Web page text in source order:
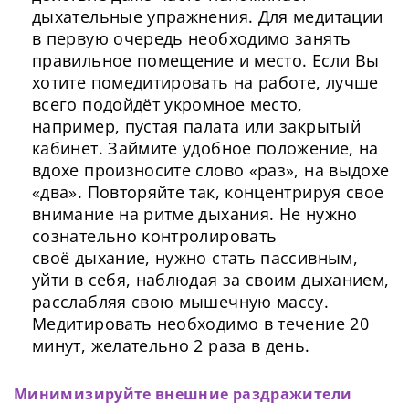
дыхательные упражнения. Для медитации
в первую очередь необходимо занять
правильное помещение и место. Если Вы
хотите помедитировать на работе, лучше
всего подойдёт укромное место,
например, пустая палата или закрытый
кабинет. Займите удобное положение, на
вдохе произносите слово «раз», на выдохе
«два». Повторяйте так, концентрируя свое
внимание на ритме дыхания. Не нужно
сознательно контролировать
своё дыхание, нужно стать пассивным,
уйти в себя, наблюдая за своим дыханием,
расслабляя свою мышечную массу.
Медитировать необходимо в течение 20
минут, желательно 2 раза в день.
Минимизируйте внешние раздражители